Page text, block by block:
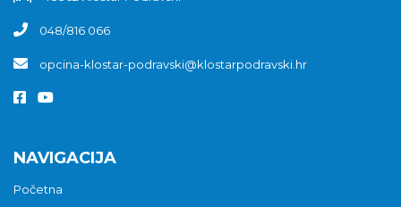
048/816 066
opcina-klostar-podravski@klostarpodravski.hr
NAVIGACIJA
Početna